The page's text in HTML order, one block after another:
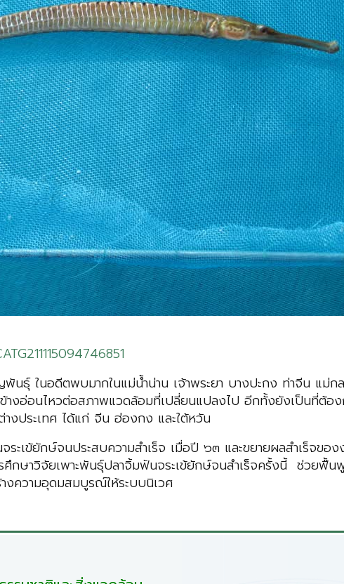
นธุ์ ในอดีตพบมากในแม่น้ำน่าน เจ้าพระยา บางปะกง ท่าจีน แม่ก
างอ่อนไหวต่อสภาพแวดล้อมที่เปลี่ยนแปลงไป อีกทั้งยังเป็นที่ต้อง
งประเทศ ได้แก่ จีน ฮ่องกง และใต้หวัน
ะเข้ยักษ์จนประสบความสำเร็จ เมื่อปี ๖๓ และขยายผลสำเร็จขอ
ศึกษาวิจัยเพาะพันธุ์ปลาจิ้มฟันจระเข้ยักษ์จนสำเร็จครั้งนี้ ช่วย
งความอุดมสมบูรณ์ให้ระบบนิเวศ